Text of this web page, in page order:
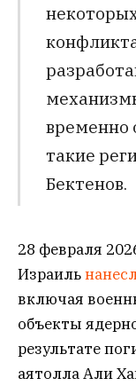
временно
такие
Бектенов.
28 февраля
Израиль
включая
объекты
результате
аятолла Али